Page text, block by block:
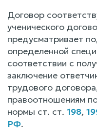
Договор
ученического
предусматривает
определенной
соответствии с
заключение
трудового
правоотношениям
нормы ст. ст. 198,
РФ.